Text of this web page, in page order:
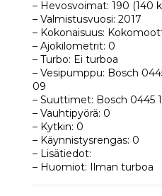
– Hevosvoimat: 190 (140
– Valmistusvuosi: 2017
– Kokonaisuus:
– Ajokilometrit: 0
– Turbo: Ei turboa
– Vesipumppu: Bosch
09
– Suuttimet: Bosch 0445
– Vauhtipyörä: 0
– Kytkin: 0
– Käynnistysrengas: 0
– Lisätiedot:
– Huomiot: Ilman turboa